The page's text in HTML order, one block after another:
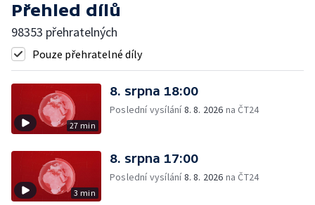
Přehled dílů
98353 přehratelných
Pouze přehratelné díly
27 min
8. srpna 18:00
Poslední vysílání8. 8. 2026 na ČT24
3 min
8. srpna 17:00
Poslední vysílání8. 8. 2026 na ČT24